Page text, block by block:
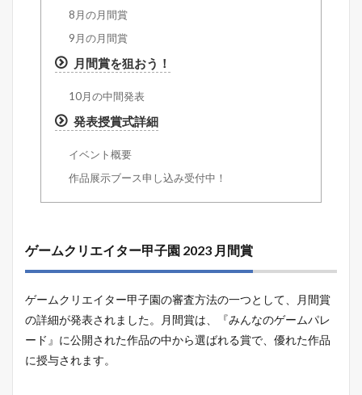
8月の月間賞
9月の月間賞
月間賞を狙おう！
10月の中間発表
発表授賞式詳細
イベント概要
作品展示ブース申し込み受付中！
ゲームクリエイター甲子園 2023 月間賞
ゲームクリエイター甲子園の審査方法の一つとして、月間賞
の詳細が発表されました。月間賞は、『みんなのゲームパレ
ード』に公開された作品の中から選ばれる賞で、優れた作品
に授与されます。